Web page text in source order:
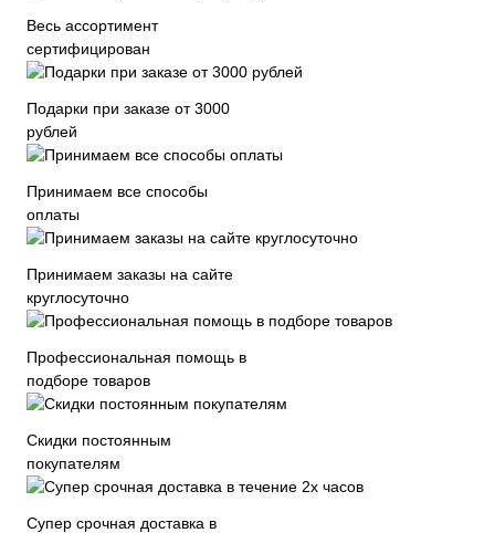
Весь ассортимент
сертифицирован
Подарки при заказе от 3000
рублей
Принимаем все способы
оплаты
Принимаем заказы на сайте
круглосуточно
Профессиональная помощь в
подборе товаров
Скидки постоянным
покупателям
Супер срочная доставка в